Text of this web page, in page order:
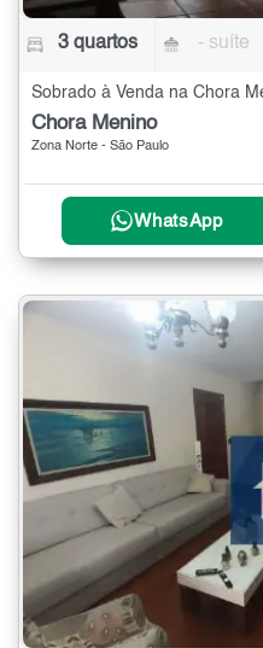
3 quartos - suíte
Sobrado à Venda na Chora
Chora Menino
Zona Norte - São Paulo
WhatsApp